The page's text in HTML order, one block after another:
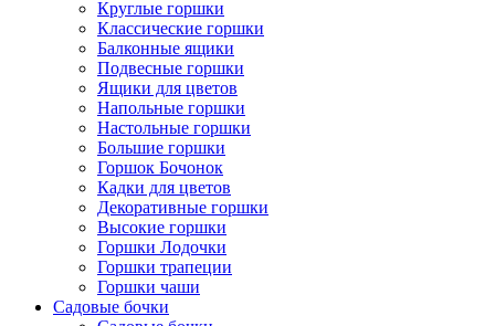
Круглые горшки
Классические горшки
Балконные ящики
Подвесные горшки
Ящики для цветов
Напольные горшки
Настольные горшки
Большие горшки
Горшок Бочонок
Кадки для цветов
Декоративные горшки
Высокие горшки
Горшки Лодочки
Горшки трапеции
Горшки чаши
Садовые бочки